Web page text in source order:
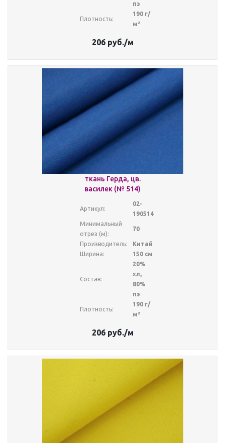
пэ
Плотность:
190 г/
м²
206руб./м
ткань Герда, цв.
василек (№ 514)
Артикул:
02-
190514
Минимальный
отрез (м):
70
Производитель:
Китай
Ширина:
150 см
Состав:
20%
хл,
80%
пэ
Плотность:
190 г/
м²
206руб./м